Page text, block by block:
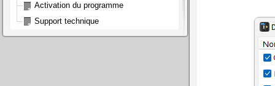
Activation du programme
Support technique